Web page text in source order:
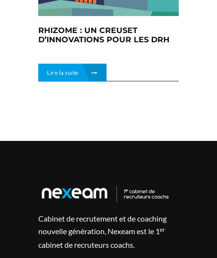
RHIZOME : UN CREUSET
D’INNOVATIONS POUR LES DRH
Lire la suite
Cabinet de recrutement et de coaching
nouvelle génération, Nexeam est le 1er
cabinet de recruteurs coachs.